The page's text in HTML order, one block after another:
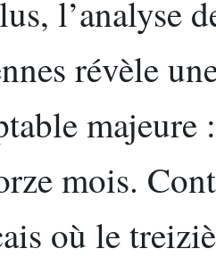
l’analyse
révèle
majeure
mois.
où le